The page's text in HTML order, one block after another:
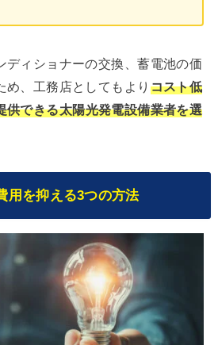
ディショナーの交換、蓄電池の価
め、工務店としてもより コスト低
供できる太陽光発電設備業者を選
用を抑える3つの方法